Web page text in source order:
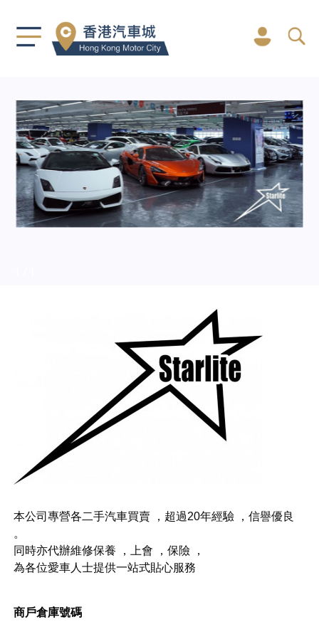
本公司專營各二手汽車買賣 ，超過20年經驗 ，信譽優良
。
同時亦代辦維修保養 ，上會 ，保險 ，
為各位愛車人士提供一站式貼心服務
商戶倉庫號碼